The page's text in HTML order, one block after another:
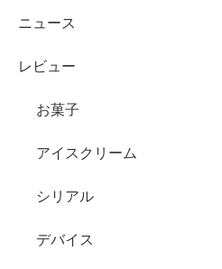
ニュース
レビュー
お菓子
アイスクリーム
シリアル
デバイス